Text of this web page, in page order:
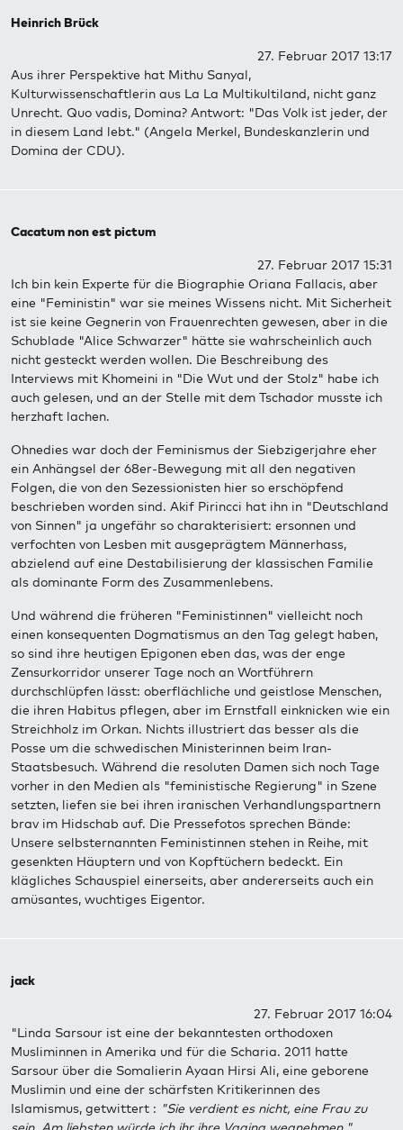
Heinrich Brück
27. Februar 2017 13:17
Aus ihrer Perspektive hat Mithu Sanyal,
Kulturwissenschaftlerin aus La La Multikultiland, nicht ganz
Unrecht. Quo vadis, Domina? Antwort: "Das Volk ist jeder, der
in diesem Land lebt." (Angela Merkel, Bundeskanzlerin und
Domina der CDU).
Cacatum non est pictum
27. Februar 2017 15:31
Ich bin kein Experte für die Biographie Oriana Fallacis, aber
eine "Feministin" war sie meines Wissens nicht. Mit Sicherheit
ist sie keine Gegnerin von Frauenrechten gewesen, aber in die
Schublade "Alice Schwarzer" hätte sie wahrscheinlich auch
nicht gesteckt werden wollen. Die Beschreibung des
Interviews mit Khomeini in "Die Wut und der Stolz" habe ich
auch gelesen, und an der Stelle mit dem Tschador musste ich
herzhaft lachen.
Ohnedies war doch der Feminismus der Siebzigerjahre eher
ein Anhängsel der 68er-Bewegung mit all den negativen
Folgen, die von den Sezessionisten hier so erschöpfend
beschrieben worden sind. Akif Pirincci hat ihn in "Deutschland
von Sinnen" ja ungefähr so charakterisiert: ersonnen und
verfochten von Lesben mit ausgeprägtem Männerhass,
abzielend auf eine Destabilisierung der klassischen Familie
als dominante Form des Zusammenlebens.
Und während die früheren "Feministinnen" vielleicht noch
einen konsequenten Dogmatismus an den Tag gelegt haben,
so sind ihre heutigen Epigonen eben das, was der enge
Zensurkorridor unserer Tage noch an Wortführern
durchschlüpfen lässt: oberflächliche und geistlose Menschen,
die ihren Habitus pflegen, aber im Ernstfall einknicken wie ein
Streichholz im Orkan. Nichts illustriert das besser als die
Posse um die schwedischen Ministerinnen beim Iran-
Staatsbesuch. Während die resoluten Damen sich noch Tage
vorher in den Medien als "feministische Regierung" in Szene
setzten, liefen sie bei ihren iranischen Verhandlungspartnern
brav im Hidschab auf. Die Pressefotos sprechen Bände:
Unsere selbsternannten Feministinnen stehen in Reihe, mit
gesenkten Häuptern und von Kopftüchern bedeckt. Ein
klägliches Schauspiel einerseits, aber andererseits auch ein
amüsantes, wuchtiges Eigentor.
jack
27. Februar 2017 16:04
"Linda Sarsour ist eine der bekanntesten orthodoxen
Musliminnen in Amerika und für die Scharia. 2011 hatte
Sarsour über die Somalierin Ayaan Hirsi Ali, eine geborene
Muslimin und eine der schärfsten Kritikerinnen des
Islamismus, getwittert : "Sie verdient es nicht, eine Frau zu